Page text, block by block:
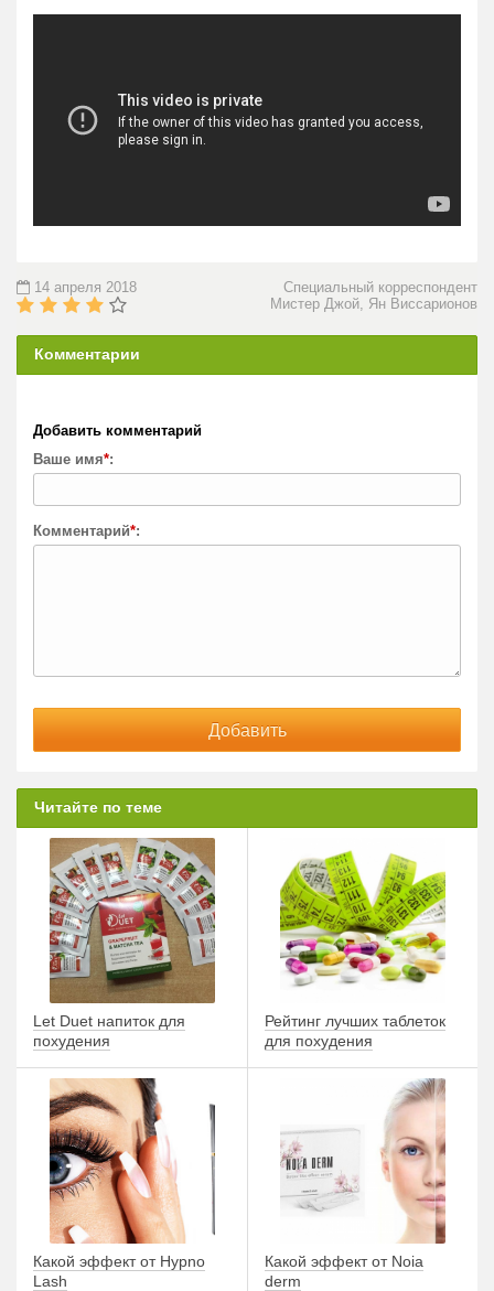
Специальный корреспондент
Мистер Джой, Ян Виссарионов
14 апреля 2018
Комментарии
Добавить комментарий
Ваше имя*:
Комментарий*:
Читайте по теме
Let Duet напиток для
похудения
Рейтинг лучших таблеток
для похудения
Какой эффект от Hypno
Lash
Какой эффект от Noia
derm